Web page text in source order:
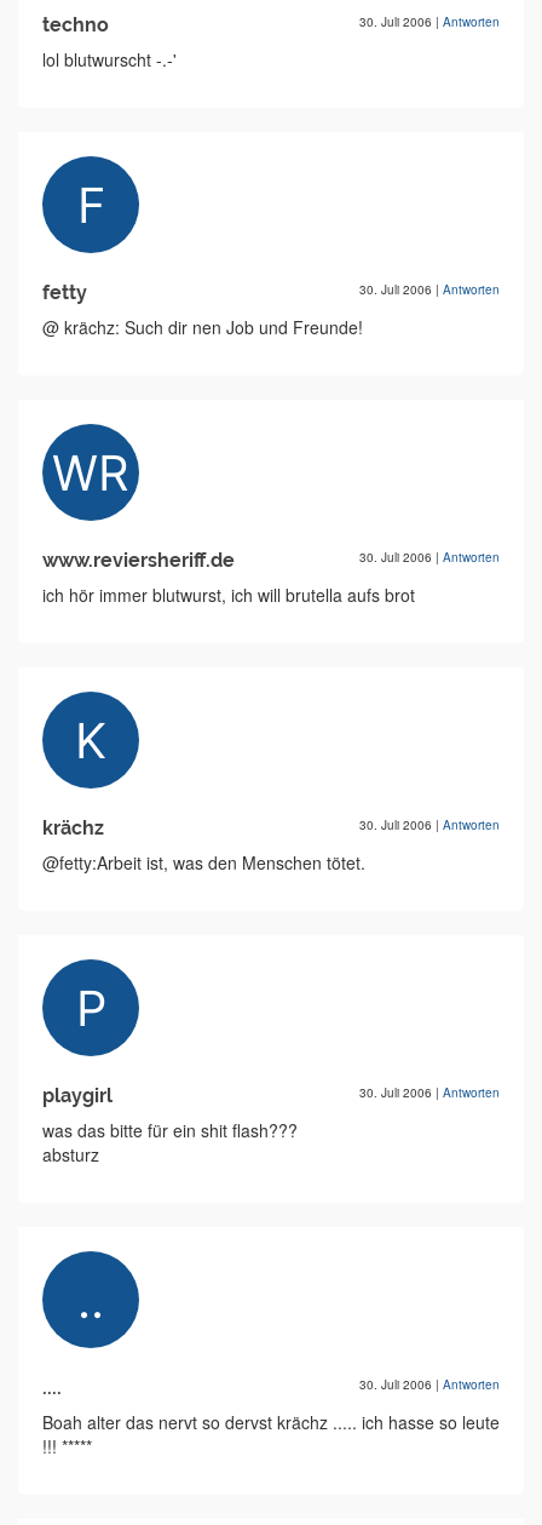
techno 30. Juli 2006 | Antworten
lol blutwurscht -.-'
fetty 30. Juli 2006 | Antworten
@ krächz: Such dir nen Job und Freunde!
www.reviersheriff.de 30. Juli 2006 | Antworten
ich hör immer blutwurst, ich will brutella aufs brot
krächz 30. Juli 2006 | Antworten
@fetty:Arbeit ist, was den Menschen tötet.
playgirl 30. Juli 2006 | Antworten
was das bitte für ein shit flash???
absturz
.... 30. Juli 2006 | Antworten
Boah alter das nervt so dervst krächz ..... ich hasse so leute
!!! *****